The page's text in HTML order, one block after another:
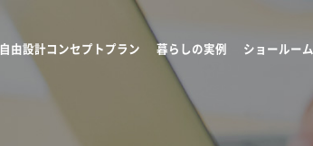
由設計コンセプトプラン 暮らしの実例 ショールーム